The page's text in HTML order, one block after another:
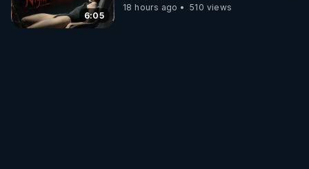
6:05
18 hours ago
510 views